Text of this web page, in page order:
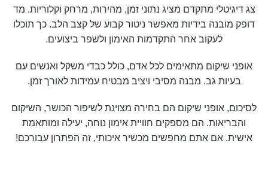
צג דיגיטלי מתקדם מציג נתוני זמן, מהירות, מרחק וקלוריות. מד
דופק מובנה בידיות מאפשר ניטור קבוע של קצב הלב. כך תוכלו
לעקוב אחר התקדמות האימון ולשפר ביצועים.
אופני שיקום מתאימים לכל אדם, כולל כבדי משקל ואנשים עם
בעיות גב. מבנה מסיבי ויציב מבטיח עמידות לאורך זמן.
לסיכום, אופני שיקום הם בחירה מצוינת לשיפור הכושר, השיקום
והבריאות. הם מספקים חוויית אימון נוחה, יעילה ומותאמת
אישית. אם אתם מחפשים מכשיר איכותי, זה הפתרון עבורכם!